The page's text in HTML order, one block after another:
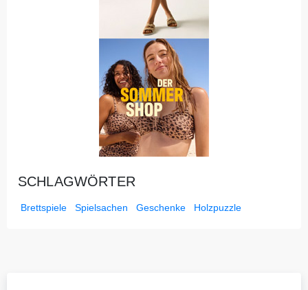
SCHLAGWÖRTER
Brettspiele Spielsachen Geschenke Holzpuzzle